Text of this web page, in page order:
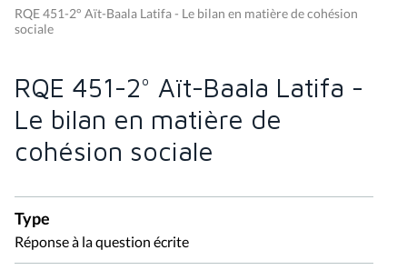
RQE 451-2° Aït-Baala Latifa - Le bilan en matière de cohésion
sociale
RQE 451-2° Aït-Baala Latifa -
Le bilan en matière de
cohésion sociale
Type
Réponse à la question écrite